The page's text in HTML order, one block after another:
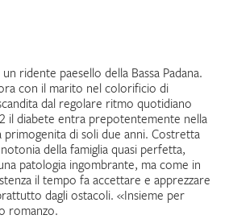
UN LIBRO ERICKSONLIVE?
VIDEO
IL MIO PROFILO
ridente paesello della Bassa Padana.
con il marito nel colorificio di
dal regolare ritmo quotidiano
il diabete entra prepotentemente nella
primogenita di soli due anni. Costretta
della famiglia quasi perfetta,
patologia ingombrante, ma come in
il tempo fa accettare e apprezzare
dagli ostacoli. «Insieme per
romanzo.